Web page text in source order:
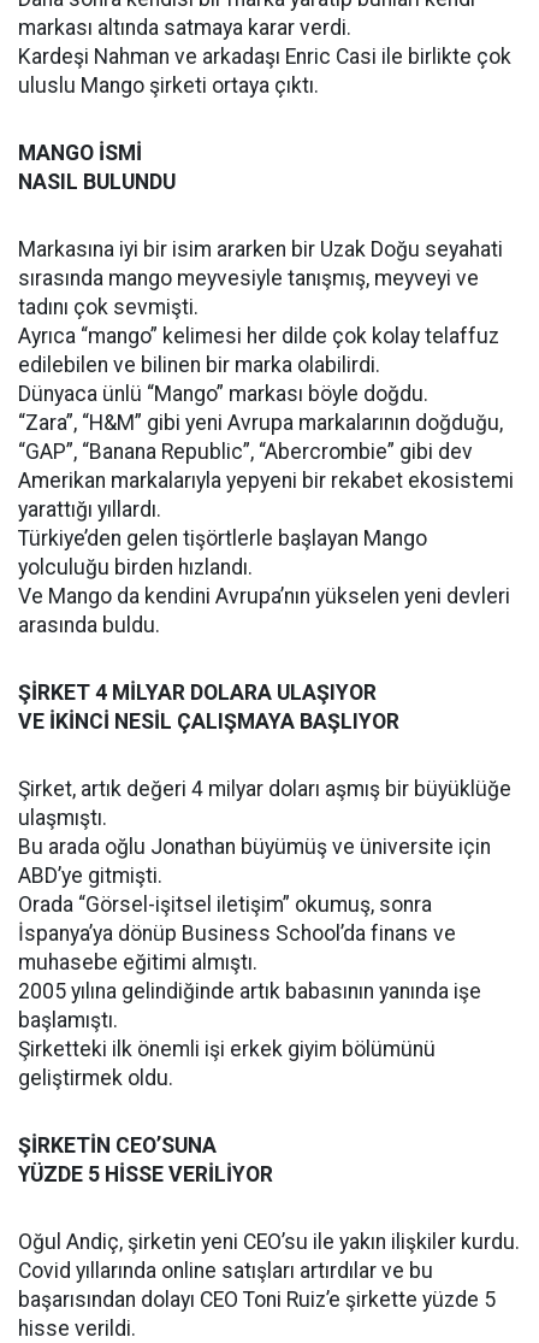
markası altında satmaya karar verdi.
Kardeşi Nahman ve arkadaşı Enric Casi ile birlikte çok
uluslu Mango şirketi ortaya çıktı.
MANGO İSMİ
NASIL BULUNDU
Markasına iyi bir isim ararken bir Uzak Doğu seyahati
sırasında mango meyvesiyle tanışmış, meyveyi ve
tadını çok sevmişti.
Ayrıca “mango” kelimesi her dilde çok kolay telaffuz
edilebilen ve bilinen bir marka olabilirdi.
Dünyaca ünlü “Mango” markası böyle doğdu.
“Zara”, “H&M” gibi yeni Avrupa markalarının doğduğu,
“GAP”, “Banana Republic”, “Abercrombie” gibi dev
Amerikan markalarıyla yepyeni bir rekabet ekosistemi
yarattığı yıllardı.
Türkiye’den gelen tişörtlerle başlayan Mango
yolculuğu birden hızlandı.
Ve Mango da kendini Avrupa’nın yükselen yeni devleri
arasında buldu.
ŞİRKET 4 MİLYAR DOLARA ULAŞIYOR
VE İKİNCİ NESİL ÇALIŞMAYA BAŞLIYOR
Şirket, artık değeri 4 milyar doları aşmış bir büyüklüğe
ulaşmıştı.
Bu arada oğlu Jonathan büyümüş ve üniversite için
ABD’ye gitmişti.
Orada “Görsel-işitsel iletişim” okumuş, sonra
İspanya’ya dönüp Business School’da finans ve
muhasebe eğitimi almıştı.
2005 yılına gelindiğinde artık babasının yanında işe
başlamıştı.
Şirketteki ilk önemli işi erkek giyim bölümünü
geliştirmek oldu.
ŞİRKETİN CEO’SUNA
YÜZDE 5 HİSSE VERİLİYOR
Oğul Andiç, şirketin yeni CEO’su ile yakın ilişkiler kurdu.
Covid yıllarında online satışları artırdılar ve bu
başarısından dolayı CEO Toni Ruiz’e şirkette yüzde 5
hisse verildi.